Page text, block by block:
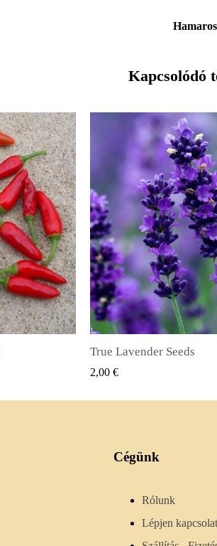
Kapcsolódó
Szerecsendióbors
2,25 €
Cégünk
Rólunk
Lépjen